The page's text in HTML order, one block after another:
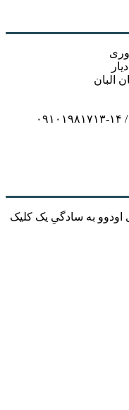
البان
به سادگیِ یک کلیک